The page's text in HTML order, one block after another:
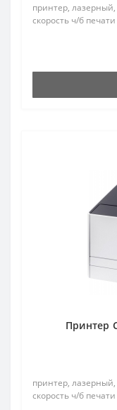
принтер,
скорость ч/б
Принтер
принтер,
скорость ч/б